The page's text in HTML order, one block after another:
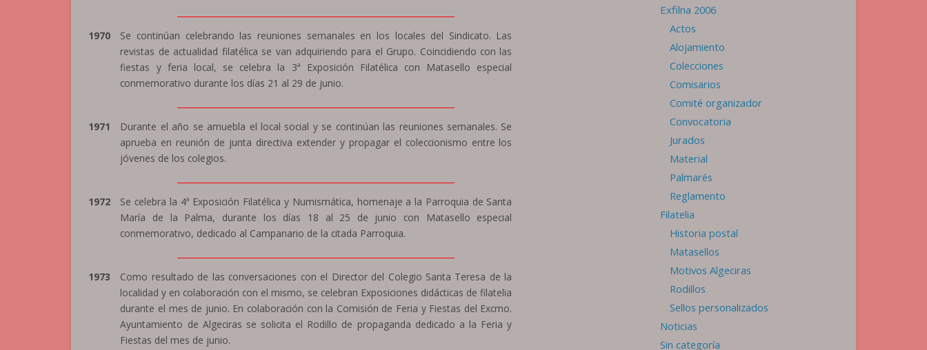
1970
Se continúan celebrando las reuniones semanales en los locales del Sindicato. Las
revistas de actualidad filatélica se van adquiriendo para el Grupo. Coincidiendo con las
fiestas y feria local, se celebra la 3ª Exposición Filatélica con Matasello especial
conmemorativo durante los días 21 al 29 de junio.
1971
Durante el año se amuebla el local social y se continúan las reuniones semanales. Se
aprueba en reunión de junta directiva extender y propagar el coleccionismo entre los
jóvenes de los colegios.
1972
Se celebra la 4ª Exposición Filatélica y Numismática, homenaje a la Parroquia de Santa
María de la Palma, durante los días 18 al 25 de junio con Matasello especial
conmemorativo, dedicado al Campanario de la citada Parroquia.
1973
Como resultado de las conversaciones con el Director del Colegio Santa Teresa de la
localidad y en colaboración con el mismo, se celebran Exposiciones didácticas de filatelia
durante el mes de junio. En colaboración con la Comisión de Feria y Fiestas del Excmo.
Ayuntamiento de Algeciras se solicita el Rodillo de propaganda dedicado a la Feria y
Fiestas del mes de junio.
Exfilna 2006
Actos
Alojamiento
Colecciones
Comisarios
Comité organizador
Convocatoria
Jurados
Material
Palmarés
Reglamento
Filatelia
Historia postal
Matasellos
Motivos Algeciras
Rodillos
Sellos personalizados
Noticias
Sin categoría